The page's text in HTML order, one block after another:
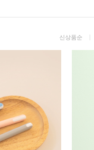
신상품순